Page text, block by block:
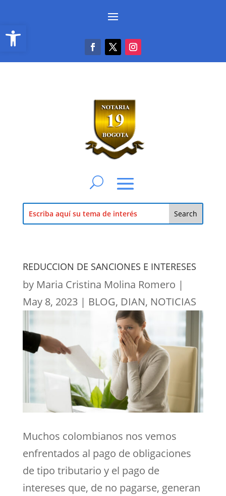
Abrir barra de herramientas
REDUCCION DE SANCIONES E INTERESES
by Maria Cristina Molina Romero |
May 8, 2023| BLOG, DIAN, NOTICIAS
Muchos colombianos nos vemos
enfrentados al pago de obligaciones
de tipo tributario y el pago de
intereses que, de no pagarse, generan